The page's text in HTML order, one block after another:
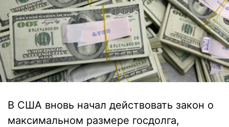
В США вновь начал действовать закон о
максимальном размере госдолга,